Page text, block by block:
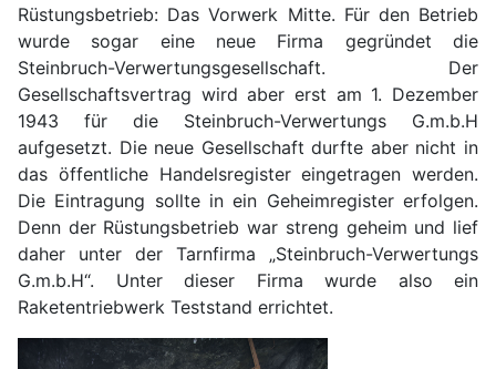
Rüstungsbetrieb: Das Vorwerk Mitte. Für den Betrieb
wurde sogar eine neue Firma gegründet die
Steinbruch-Verwertungsgesellschaft. Der
Gesellschaftsvertrag wird aber erst am 1. Dezember
1943 für die Steinbruch-Verwertungs G.m.b.H
aufgesetzt. Die neue Gesellschaft durfte aber nicht in
das öffentliche Handelsregister eingetragen werden.
Die Eintragung sollte in ein Geheimregister erfolgen.
Denn der Rüstungsbetrieb war streng geheim und lief
daher unter der Tarnfirma „Steinbruch-Verwertungs
G.m.b.H“. Unter dieser Firma wurde also ein
Raketentriebwerk Teststand errichtet.